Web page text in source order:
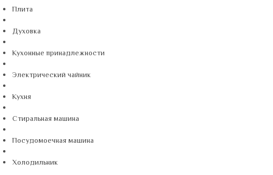
Плита
Духовка
Кухонные принадлежности
Электрический чайник
Кухня
Стиральная машина
Посудомоечная машина
Холодильник